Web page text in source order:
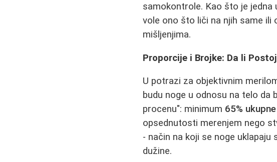
samokontrole. Kao što je jedna
vole ono što liči na njih same
mišljenjima.
Proporcije i Brojke: Da li
U potrazi za objektivnim
budu noge u odnosu na telo da
procenu": minimum 65%
opsednutosti merenjem nego
- način na koji se noge
dužine.